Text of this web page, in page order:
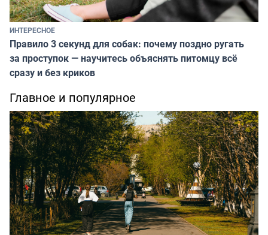
ИНТЕРЕСНОЕ
Правило 3 секунд для собак: почему поздно ругать
за проступок — научитесь объяснять питомцу всё
сразу и без криков
Главное и популярное